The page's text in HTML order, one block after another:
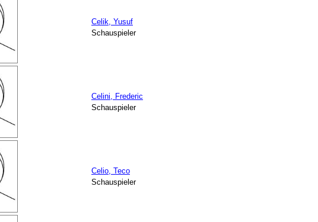
Celik, Yusuf
Schauspieler
Celini, Frederic
Schauspieler
Celio, Teco
Schauspieler